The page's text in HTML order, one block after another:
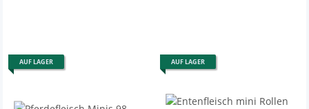
AUF LAGER AUF LAGER